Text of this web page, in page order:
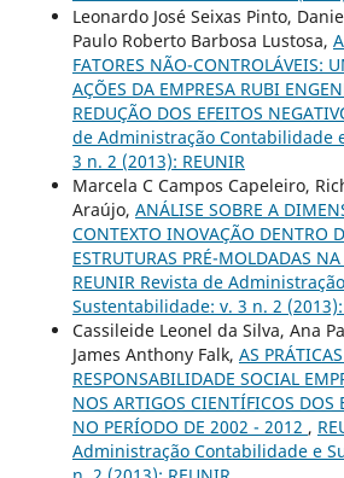
Leonardo José Seixas Pinto,
Paulo Roberto Barbosa Lustosa,
FATORES NÃO-CONTROLÁVEIS:
AÇÕES DA EMPRESA RUBI
REDUÇÃO DOS EFEITOS
de Administração Contabilidade
3 n. 2 (2013): REUNIR
Marcela C Campos Capeleiro,
Araújo, ANÁLISE SOBRE A
CONTEXTO INOVAÇÃO DENTRO
ESTRUTURAS PRÉ-MOLDADAS
REUNIR Revista de
Sustentabilidade: v. 3 n. 2 (2013):
Cassileide Leonel da Silva, Ana
James Anthony Falk, AS
RESPONSABILIDADE SOCIAL
NOS ARTIGOS CIENTÍFICOS DOS
NO PERÍODO DE 2002 - 2012 ,
Administração Contabilidade e